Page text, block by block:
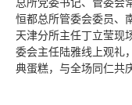
恒都总所管委会委员、
天津分所主任丁立莹现
委会主任陆雅线上观礼
典蛋糕，与全场同仁共